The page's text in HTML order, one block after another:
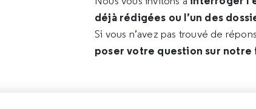
déjà rédigées ou l’un des
Si vous n’avez pas trouvé de
poser votre question sur notre